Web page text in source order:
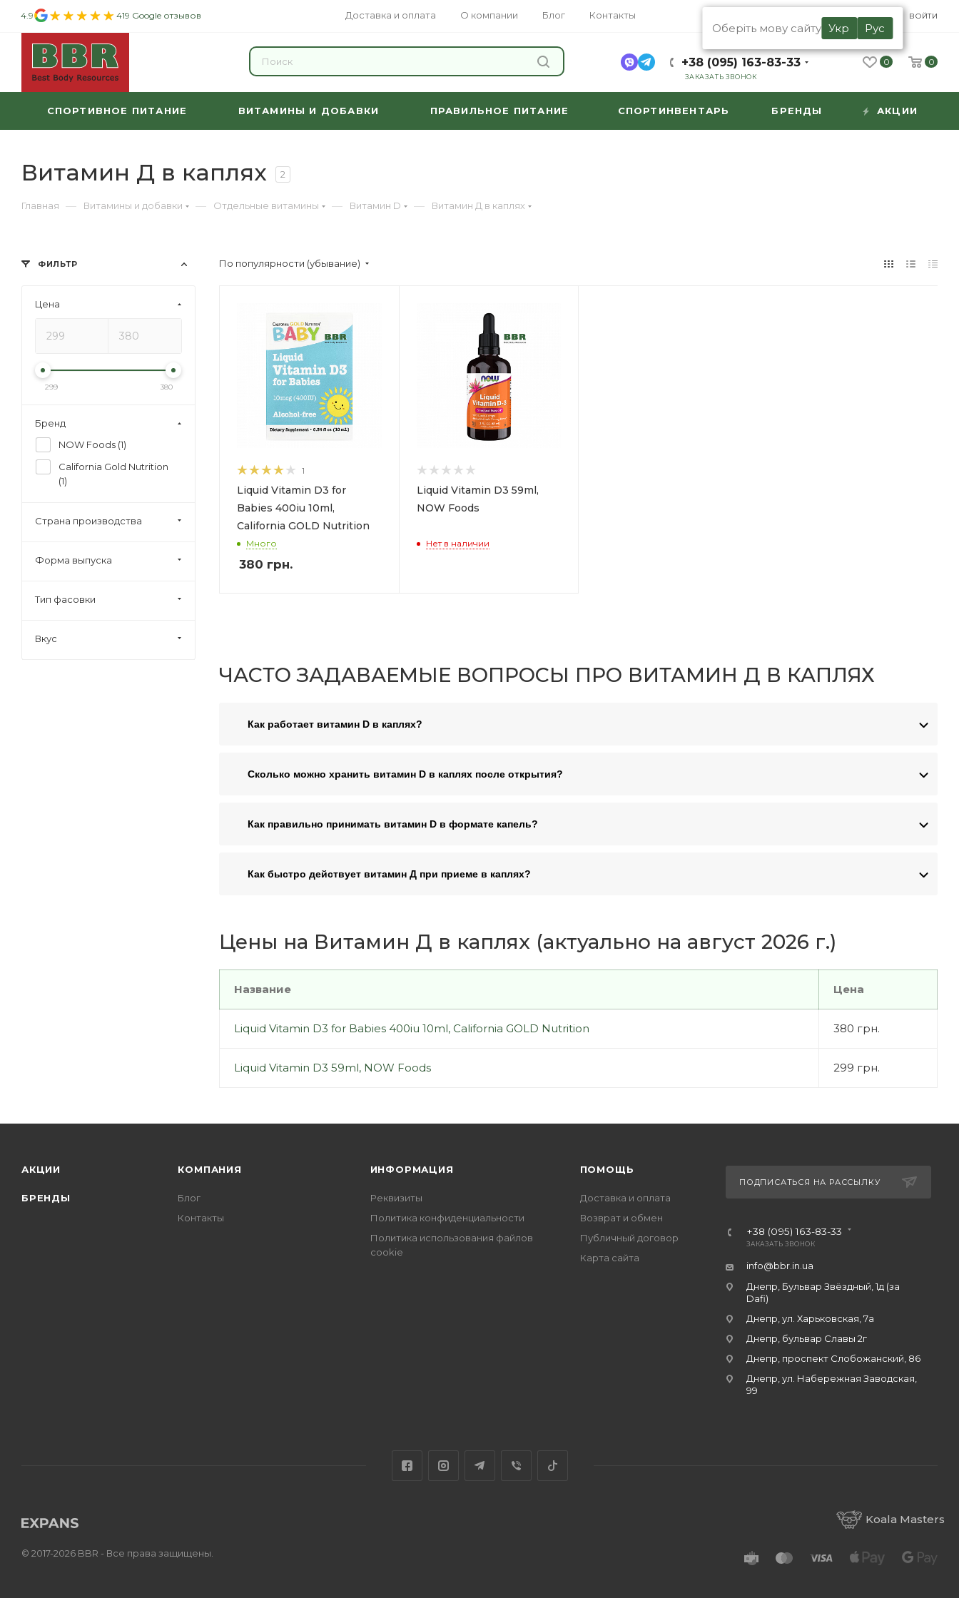
Доставка и оплата О компании Блог Контакты
4.9 419 Google отзывов RU
Оберіть мову сайту Укр Рус
ВОЙТИ
+38 (095) 163-83-33
ЗАКАЗАТЬ ЗВОНОК
0 0
СПОРТИВНОЕ ПИТАНИЕ ВИТАМИНЫ И ДОБАВКИ ПРАВИЛЬНОЕ ПИТАНИЕ СПОРТИНВЕНТАРЬ БРЕНДЫ АКЦИИ
Витамин Д в каплях 2
Главная — Витамины и добавки — Отдельные витамины — Витамин D — Витамин Д в каплях
По популярности (убывание)
1
Liquid Vitamin D3 for
Babies 400iu 10ml,
California GOLD Nutrition
Много
380 грн.
Liquid Vitamin D3 59ml,
NOW Foods
Нет в наличии
ЧАСТО ЗАДАВАЕМЫЕ ВОПРОСЫ ПРО ВИТАМИН Д В КАПЛЯХ
Как работает витамин D в каплях?
Сколько можно хранить витамин D в каплях после открытия?
Как правильно принимать витамин D в формате капель?
Как быстро действует витамин Д при приеме в каплях?
Цены на Витамин Д в каплях (актуально на август 2026 г.)
Название Цена
Liquid Vitamin D3 for Babies 400iu 10ml, California GOLD Nutrition 380 грн.
Liquid Vitamin D3 59ml, NOW Foods 299 грн.
ФИЛЬТР
Цена
299 380
Бренд
NOW Foods (1)
California Gold Nutrition
(1)
Страна производства
Форма выпуска
Тип фасовки
Вкус
АКЦИИ
БРЕНДЫ
КОМПАНИЯ
Блог
Контакты
ИНФОРМАЦИЯ
Реквизиты
Политика конфиденциальности
Политика использования файлов
cookie
ПОМОЩЬ
Доставка и оплата
Возврат и обмен
Публичный договор
Карта сайта
ПОДПИСАТЬСЯ НА РАССЫЛКУ
+38 (095) 163-83-33
ЗАКАЗАТЬ ЗВОНОК
info@bbr.in.ua
Днепр, Бульвар Звёздный, 1д (за
Dafi)
Днепр, ул. Харьковская, 7а
Днепр, бульвар Славы 2г
Днепр, проспект Слобожанский, 86
Днепр, ул. Набережная Заводская,
99
Koala Masters
© 2017-2026 BBR - Все права защищены.